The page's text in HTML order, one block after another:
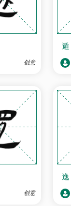
创意
遁
创意
逸